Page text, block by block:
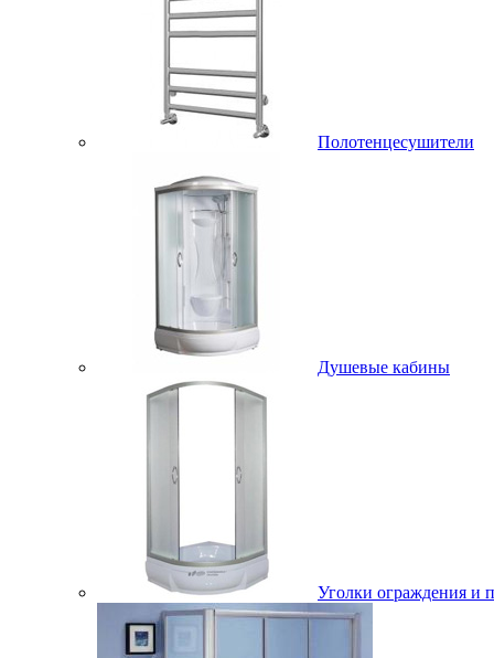
Полотенцесушители
Душевые кабины
Уголки ограждения и